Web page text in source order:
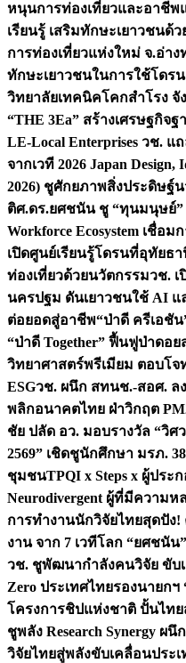
หนุนการท่องเที่ยวและอาชีพ
เรียนรู้ เสริมทักษะเยาวชนด้
การท่องเที่ยวแห่งใหม่ จ.อ่าง
ทักษะเยาวชนในการใช้โดร
วิทยาลัยเทคนิคโคกสำโรง จั
“THE 3Ea” สร้างเศรษฐกิจ
LE-Local Enterprises วช. แ
จากเวที 2026 Japan Design,
2026) ชูศักยภาพสิ่งประดิษฐ์
ติศ.ดร.ยศชนัน ชู “ทุนมนุษย์”
Workforce Ecosystem เชื่อ
เปิดศูนย์เรียนรู้โดรนที่อุทัยธ
ท่องเที่ยวด้วยนวัตกรรมวช.
นครปฐม ดันเยาวชนใช้ AI แ
ต่อยอดสู่อาชีพ“ป่าดี ครีเอชั
“ป่าดี Together” ฟื้นฟูป่าดอ
วิทยาศาสตร์พรีเมียม ตอบโ
ESGวช. ผนึก สทนช.-สอศ. ล
พลิกอนาคตไทย ฝ่าวิกฤต
ชัย ปลัด อว. มอบรางวัล “วิ
2569” เชิดชูนักศึกษา มรภ.
ชุมชนTPQI x Steps x ผู้ปร
Neurodivergent ผู้ที่มีความ
การทำงานนักวิจัยไทยสุดปัง!
งาน จาก 7 เวทีโลก “ยศชนั
วช. ชูพัฒนากำลังคนวิจัย ขับ
Zero ประเทศไทยรองนายกฯ
โครงการชิปแห่งชาติ ปั้นไทย
ชูพลัง Research Synergy ผ
วิจัยไทยสู่พลังขับเคลื่อนประเ